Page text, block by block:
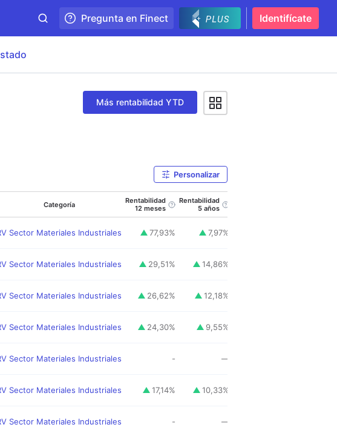
Pregunta en Finect Identifícate
Más rentabilidad YTD
Personalizar
Categoría
Rentabilidad
12 meses
Rentabilidad
5 años
Sector Materiales Industriales 77,93% 7,97%
Sector Materiales Industriales 29,51% 14,86%
Sector Materiales Industriales 26,62% 12,18%
Sector Materiales Industriales 24,30% 9,55%
Sector Materiales Industriales - —
Sector Materiales Industriales 17,14% 10,33%
Sector Materiales Industriales - —